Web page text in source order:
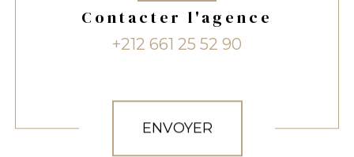
Contacter l'agence
+212 661 25 52 90
ENVOYER